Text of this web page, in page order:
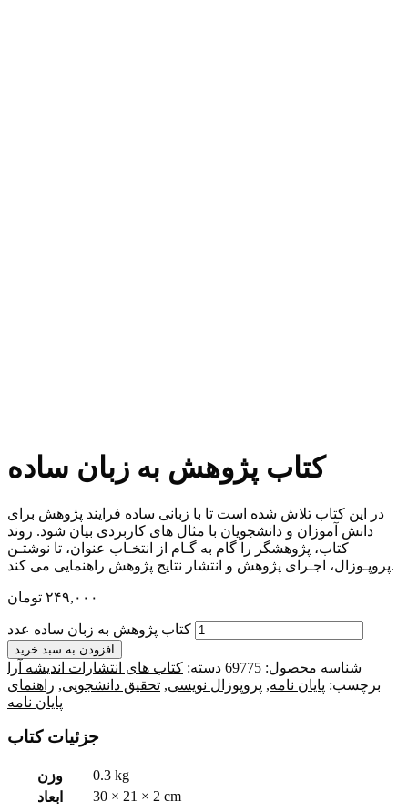
کتاب پژوهش به زبان ساده
در این کتاب تلاش شده است تا با زبانی ساده فرایند پژوهش برای
دانش آموزان و دانشجویان با مثال های کاربردی بیان شود. روند
کتاب، پژوهشگر را گام به گـام از انتخـاب عنوان، تا نوشتـن
پروپـوزال، اجـرای پژوهش و انتشار نتایج پژوهش راهنمایی می کند.
۲۴۹,۰۰۰ تومان
کتاب پژوهش به زبان ساده عدد
افزودن به سبد خرید
شناسه محصول: 69775 دسته: کتاب های انتشارات اندیشه آرا
برچسب: پایان نامه, پروپوزال نویسی, تحقیق دانشجویی, راهنمای
پایان نامه
جزئیات کتاب
وزن
0.3 kg
ابعاد
30 × 21 × 2 cm